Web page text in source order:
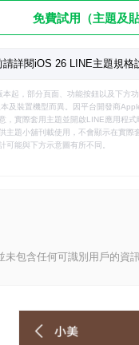
免費試用（主題及
請詳閱iOS 26 LINE主題規格
起，部分頁面、功能按鈕以及下方
及裝置機型而異。因平台開發商
，實際套用主題並開啟LINE應用程
主題小舖刊載使用，不會顯示在實際
可能與下方示意圖有所不同。
包含任何可識別用戶的資訊